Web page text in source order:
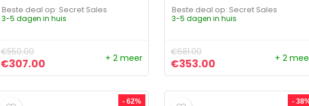
Beste deal op:
Secret Sales
3-5 dagen in huis
€550.00
Oorspronkelijke prijs was: €550.00.
€307.00 Huidige prijs is: €307.00.
+ 2 meer
Beste deal op:
Secret Sales
3-5 dagen in huis
€681.00
Oorspronkelijke prijs was:
€353.00Huidige prijs is:
+ 2
- 62% -